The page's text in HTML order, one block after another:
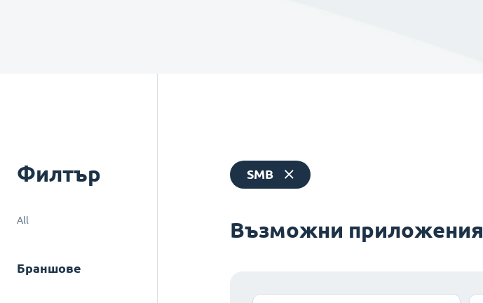
Филтър
All
Браншове
SMB
Възможни приложения